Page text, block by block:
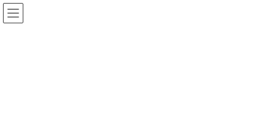
コ
ン
テ
ナ
ビ
ゲ